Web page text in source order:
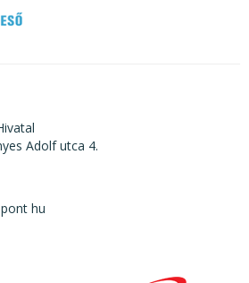
Adolf utca 4.
hu